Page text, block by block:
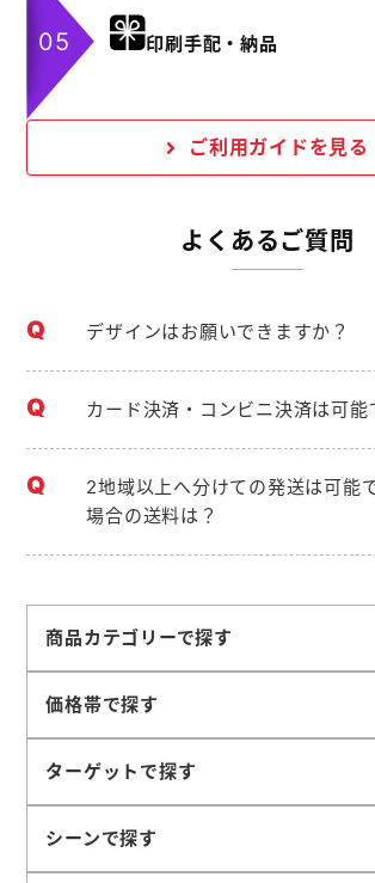
印刷手配・納品
ご利用ガイドを見る
よくあるご質問
デザインはお願いできますか？
カード決済・コンビニ決済は可能
2地域以上へ分けての発送は可能
場合の送料は？
商品カテゴリーで探す
価格帯で探す
ターゲットで探す
シーンで探す